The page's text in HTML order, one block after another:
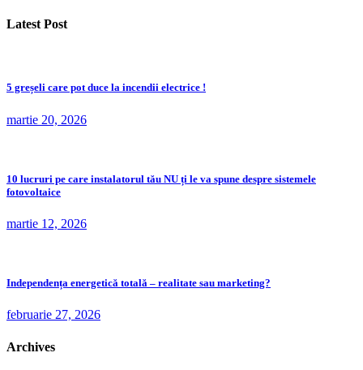
Latest Post
5 greșeli care pot duce la incendii electrice !
martie 20, 2026
10 lucruri pe care instalatorul tău NU ți le va spune despre sistemele
fotovoltaice
martie 12, 2026
Independența energetică totală – realitate sau marketing?
februarie 27, 2026
Archives